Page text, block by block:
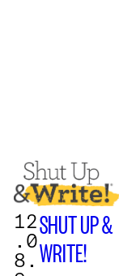
SHUT UP &
WRITE!
12
.0
8.